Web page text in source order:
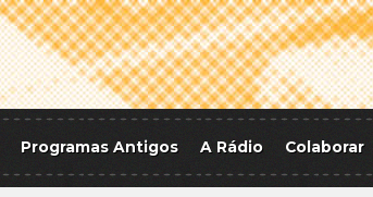
Programas Antigos A Rádio Colaborar